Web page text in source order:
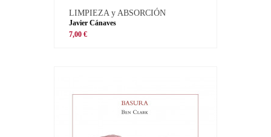
LIMPIEZA y ABSORCIÓN
Javier Cánaves
7,00 €